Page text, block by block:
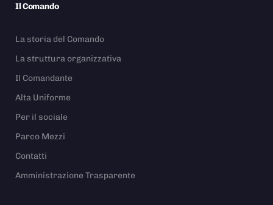
Il Comando
La storia del Comando
La struttura organizzativa
Il Comandante
Alta Uniforme
Per il sociale
Parco Mezzi
Contatti
Amministrazione Trasparente